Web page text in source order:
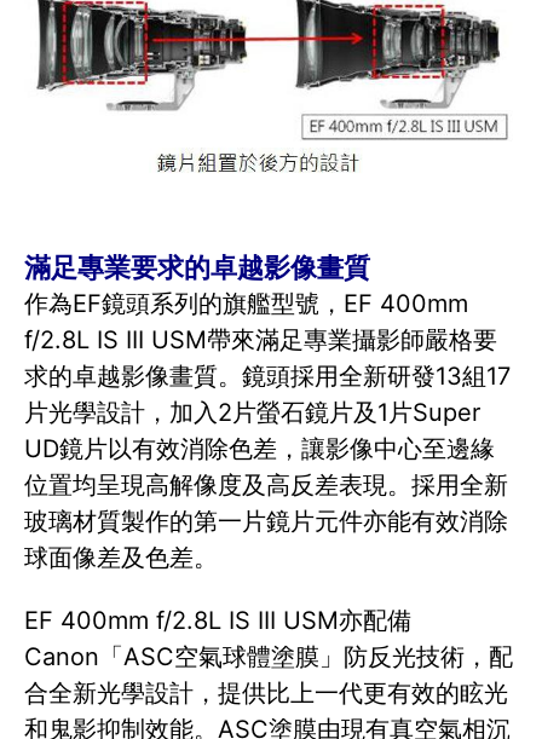
滿足專業要求的卓越影像畫質
作為EF鏡頭系列的旗艦型號，EF 400mm
f/2.8L IS III USM帶來滿足專業攝影師嚴格要
求的卓越影像畫質。鏡頭採用全新研發13組17
片光學設計，加入2片螢石鏡片及1片Super
UD鏡片以有效消除色差，讓影像中心至邊緣
位置均呈現高解像度及高反差表現。採用全新
玻璃材質製作的第一片鏡片元件亦能有效消除
球面像差及色差。
EF 400mm f/2.8L IS III USM亦配備
Canon「ASC空氣球體塗膜」防反光技術，配
合全新光學設計，提供比上一代更有效的眩光
和鬼影抑制效能。ASC塗膜由現有真空氣相沉